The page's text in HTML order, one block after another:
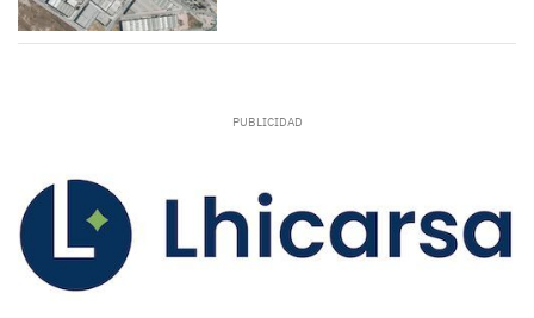
La Real Federación Española de Fútbol ha
implantado un nuevo sistema de competición